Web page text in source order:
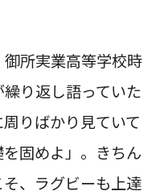
所実業高等学校時
り返し語っていた
りばかり見ていて
固めよ」。きちん
、ラグビーも上達